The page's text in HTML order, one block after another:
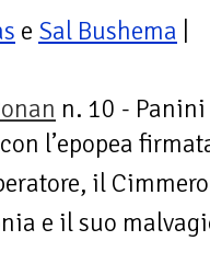
e Sal Bushema
n. 10 -
l’epopea
il
e il suo